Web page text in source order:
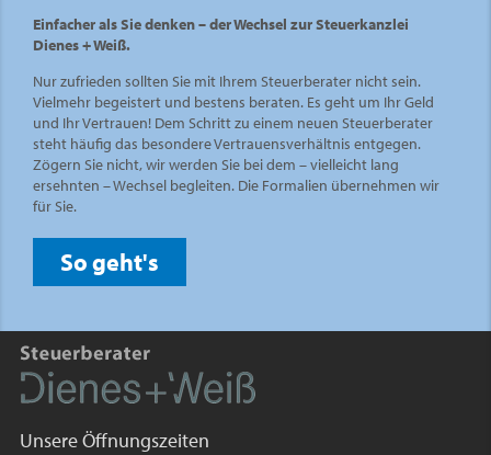
Einfacher als Sie denken – der Wechsel zur Steuerkanzlei
Dienes + Weiß.
Nur zufrieden sollten Sie mit Ihrem Steuerberater nicht sein.
Vielmehr begeistert und bestens beraten. Es geht um Ihr Geld
und Ihr Vertrauen! Dem Schritt zu einem neuen Steuerberater
steht häufig das besondere Vertrauensverhältnis entgegen.
Zögern Sie nicht, wir werden Sie bei dem – vielleicht lang
ersehnten – Wechsel begleiten. Die Formalien übernehmen wir
für Sie.
So geht's
Unsere Öffnungszeiten